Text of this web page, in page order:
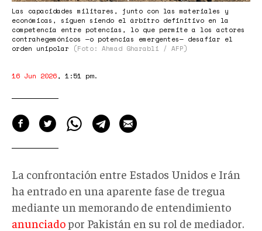
Las capacidades militares, junto con las materiales y
económicas, siguen siendo el árbitro definitivo en la
competencia entre potencias, lo que permite a los actores
contrahegemónicos —o potencias emergentes— desafiar el
orden unipolar
(Foto: Ahmad Gharabli / AFP)
16 Jun 2026, 1:51 pm.
La confrontación entre Estados Unidos e Irán
ha entrado en una aparente fase de tregua
mediante un memorando de entendimiento
anunciadopor Pakistán en su rol de mediador.